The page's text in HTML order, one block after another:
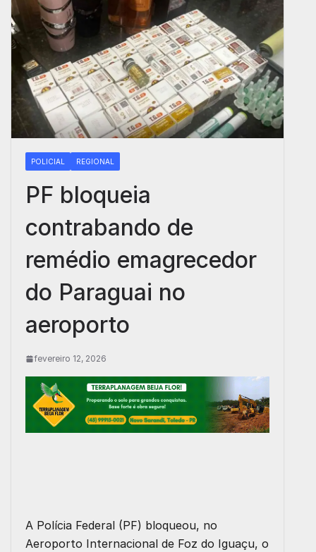
POLICIAL REGIONAL
PF bloqueia
contrabando de
remédio emagrecedor
do Paraguai no
aeroporto
fevereiro 12, 2026
A Polícia Federal (PF) bloqueou, no
Aeroporto Internacional de Foz do Iguaçu, o